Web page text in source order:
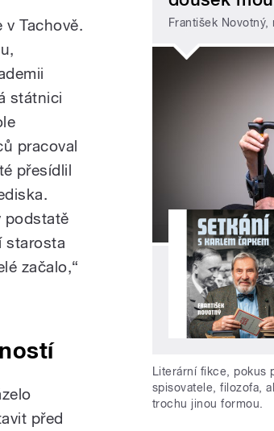
v Tachově.
státnici
pracoval
přesídlil
podstatě
starosta
začalo,“
před
František Novotný,
Literární fikce, pokus
spisovatele, filozofa,
trochu jinou formou.